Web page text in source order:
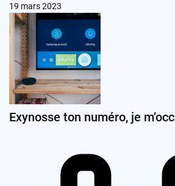
19 mars 2023
Exynosse ton numéro, je